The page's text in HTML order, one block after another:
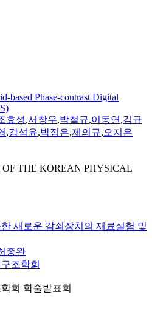
based Phase-contrast Digital
효성,서창우,박철규,이동연,김규
,강석윤,박정은,제의규,오지은
THE KOREAN PHYSICAL
새로운 감쇠장치의 재료실험 및
종완
조학회
회 학술발표회